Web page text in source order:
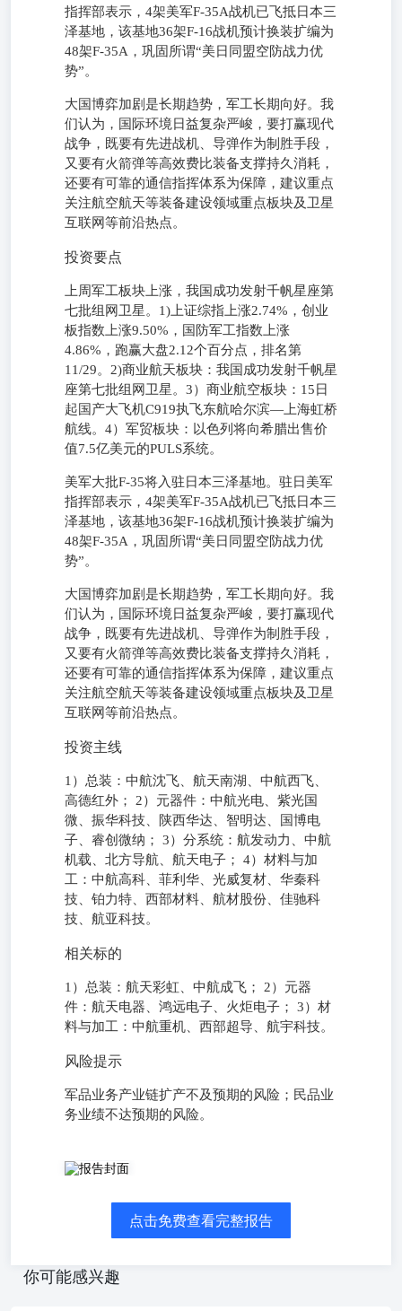
指挥部表示，4架美军F-35A战机已飞抵日本三
泽基地，该基地36架F-16战机预计换装扩编为
48架F-35A，巩固所谓“美日同盟空防战力优
势”。
大国博弈加剧是长期趋势，军工长期向好。我
们认为，国际环境日益复杂严峻，要打赢现代
战争，既要有先进战机、导弹作为制胜手段，
又要有火箭弹等高效费比装备支撑持久消耗，
还要有可靠的通信指挥体系为保障，建议重点
关注航空航天等装备建设领域重点板块及卫星
互联网等前沿热点。
投资要点
上周军工板块上涨，我国成功发射千帆星座第
七批组网卫星。1)上证综指上涨2.74%，创业
板指数上涨9.50%，国防军工指数上涨
4.86%，跑赢大盘2.12个百分点，排名第
11/29。2)商业航天板块：我国成功发射千帆星
座第七批组网卫星。3）商业航空板块：15日
起国产大飞机C919执飞东航哈尔滨—上海虹桥
航线。4）军贸板块：以色列将向希腊出售价
值7.5亿美元的PULS系统。
美军大批F-35将入驻日本三泽基地。驻日美军
指挥部表示，4架美军F-35A战机已飞抵日本三
泽基地，该基地36架F-16战机预计换装扩编为
48架F-35A，巩固所谓“美日同盟空防战力优
势”。
大国博弈加剧是长期趋势，军工长期向好。我
们认为，国际环境日益复杂严峻，要打赢现代
战争，既要有先进战机、导弹作为制胜手段，
又要有火箭弹等高效费比装备支撑持久消耗，
还要有可靠的通信指挥体系为保障，建议重点
关注航空航天等装备建设领域重点板块及卫星
互联网等前沿热点。
投资主线
1）总装：中航沈飞、航天南湖、中航西飞、
高德红外； 2）元器件：中航光电、紫光国
微、振华科技、陕西华达、智明达、国博电
子、睿创微纳； 3）分系统：航发动力、中航
机载、北方导航、航天电子； 4）材料与加
工：中航高科、菲利华、光威复材、华秦科
技、铂力特、西部材料、航材股份、佳驰科
技、航亚科技。
相关标的
1）总装：航天彩虹、中航成飞； 2）元器
件：航天电器、鸿远电子、火炬电子； 3）材
料与加工：中航重机、西部超导、航宇科技。
风险提示
军品业务产业链扩产不及预期的风险；民品业
务业绩不达预期的风险。
本报告导读： 军工《加强新兴领域战略能力建设，中东局势
2026.03.31军工《第二届商业航天产业发展大会开幕，日本正
斧”导弹》2026.03.30军工《低轨星座收费标准优化，规模化
三泽基地。大国博弈加剧是长期趋势，军工长期向好。 投资
点击免费查看完整报告
你可能感兴趣